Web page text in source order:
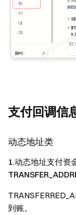
支付回调信
动态地址类
1.动态地址支付资
到账。